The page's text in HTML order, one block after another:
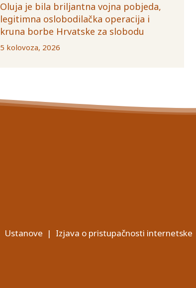
Oluja je bila briljantna vojna pobjeda,
legitimna oslobodilačka operacija i
kruna borbe Hrvatske za slobodu
5 kolovoza, 2026
Ustanove | Izjava o pristupačnosti internetske